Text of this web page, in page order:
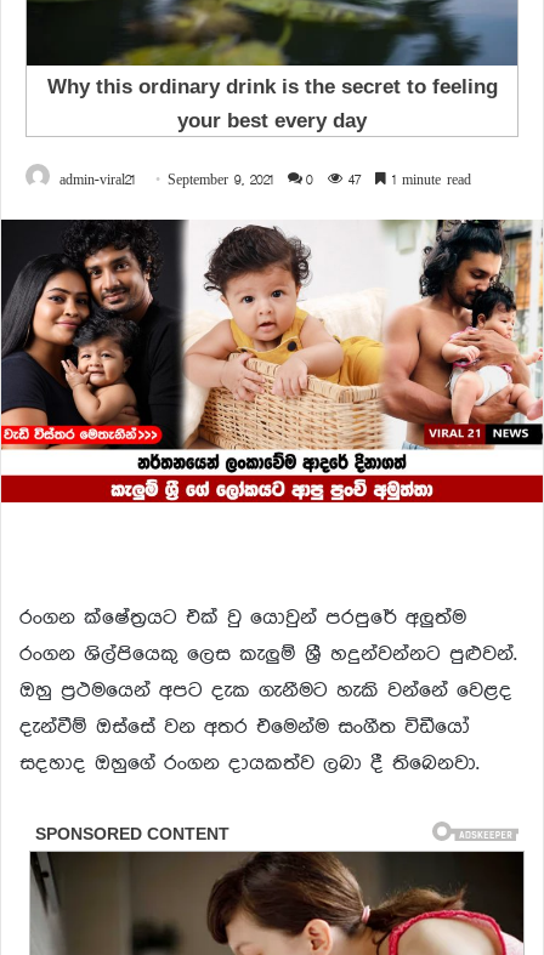
admin-viral21 September 9, 2021 0 47 1 minute read
රංගන ක්ෂේත්‍රයට එක් වු යොවුන් පරපුරේ අලුත්ම
රංගන ශිල්පියෙකු ලෙස කැලුම් ශ්‍රී හදුන්වන්නට පුළුවන්.
ඔහු ප්‍ර‍ථමයෙන් අපට දැක ගැනීමට හැකි වන්නේ වෙළද
දැන්වීම් ඔස්සේ වන අතර එමෙන්ම සංගීත විඩීයෝ
සදහාද ඔහුගේ රංගන දායකත්ව ලබා දී තිබෙනවා.